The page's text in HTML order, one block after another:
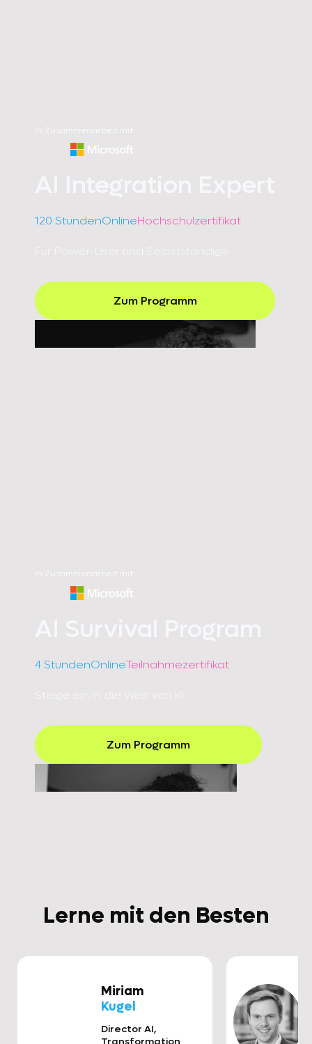
In Zusammenarbeit mit
120 Stunden Hochschulzertifikat
Online
Zum Programm
In Zusammenarbeit mit
4 Stunden Teilnahmezertifikat
Online
Zum Programm
Lerne mit den Besten
Miriam
Kugel
Director AI,
Transformation